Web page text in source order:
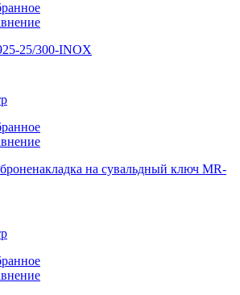
25/300-INOX
на сувальдный ключ MR-